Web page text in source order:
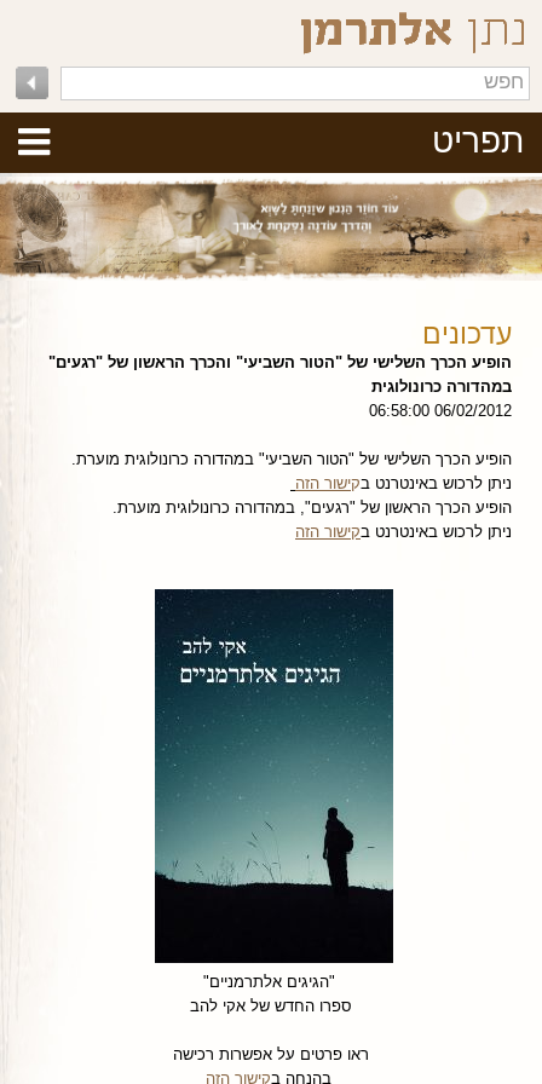
תפריט
עדכונים
הופיע הכרך השלישי של "הטור השביעי" והכרך הראשון של "רגעים"
במהדורה כרונולוגית
06/02/2012 06:58:00
הופיע הכרך השלישי של "הטור השביעי" במהדורה כרונולוגית מוערת.
ניתן לרכוש באינטרנט בקישור הזה
הופיע הכרך הראשון של "רגעים", במהדורה כרונולוגית מוערת.
ניתן לרכוש באינטרנט בקישור הזה
"הגיגים אלתרמניים"
ספרו החדש של אקי להב
ראו פרטים על אפשרות רכישה
בהנחה בקישור הזה